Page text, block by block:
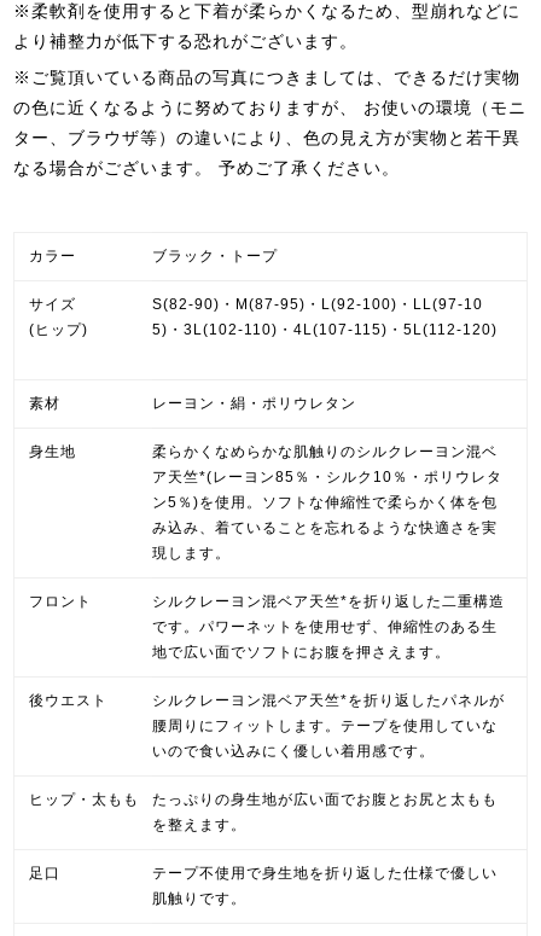
※柔軟剤を使用すると下着が柔らかくなるため、型崩れなどに
より補整力が低下する恐れがございます。
※ご覧頂いている商品の写真につきましては、できるだけ実物
の色に近くなるように努めておりますが、 お使いの環境（モニ
ター、ブラウザ等）の違いにより、色の見え方が実物と若干異
なる場合がございます。
予めご了承ください。
カラー ブラック・トープ
サイズ
(ヒップ)
S(82-90)・M(87-95)・L(92-100)・LL(97-10
5)・3L(102-110)・4L(107-115)・5L(112-120)
素材 レーヨン・絹・ポリウレタン
身生地
柔らかくなめらかな肌触りのシルクレーヨン混ベ
ア天竺*(レーヨン85％・シルク10％・ポリウレタ
ン5％)を使用。ソフトな伸縮性で柔らかく体を包
み込み、着ていることを忘れるような快適さを実
現します。
フロント
シルクレーヨン混ベア天竺*を折り返した二重構造
です。パワーネットを使用せず、伸縮性のある生
地で広い面でソフトにお腹を押さえます。
後ウエスト
シルクレーヨン混ベア天竺*を折り返したパネルが
腰周りにフィットします。テープを使用していな
いので食い込みにく優しい着用感です。
ヒップ・太もも
たっぷりの身生地が広い面でお腹とお尻と太もも
を整えます。
足口
テープ不使用で身生地を折り返した仕様で優しい
肌触りです。